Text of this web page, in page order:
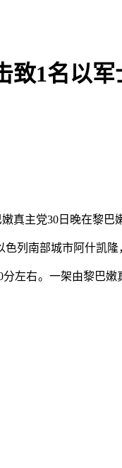
致1名以
主党30日晚在黎巴
南部城市阿什凯隆
右。一架由黎巴嫩